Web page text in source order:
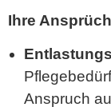
Ihre
Anspruch